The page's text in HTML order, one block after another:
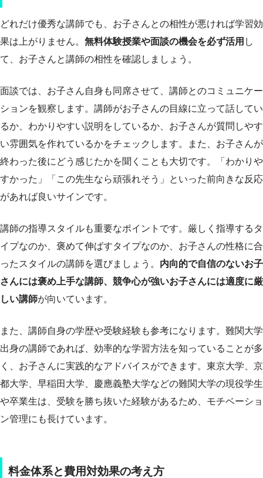
どれだけ優秀な講師でも、お子さんとの相性が悪ければ学習効
果は上がりません。 無料体験授業や面談の機会を必ず活用 し
て、お子さんと講師の相性を確認しましょう。
面談では、お子さん自身も同席させて、講師とのコミュニケー
ションを観察します。講師がお子さんの目線に立って話してい
るか、わかりやすい説明をしているか、お子さんが質問しやす
い雰囲気を作れているかをチェックします。また、お子さんが
終わった後にどう感じたかを聞くことも大切です。「わかりや
すかった」「この先生なら頑張れそう」といった前向きな反応
があれば良いサインです。
講師の指導スタイルも重要なポイントです。厳しく指導するタ
イプなのか、褒めて伸ばすタイプなのか、お子さんの性格に合
ったスタイルの講師を選びましょう。 内向的で自信のないお子
さんには褒め上手な講師、競争心が強いお子さんには適度に厳
しい講師が向いています。
また、講師自身の学歴や受験経験も参考になります。難関大学
出身の講師であれば、効率的な学習方法を知っていることが多
く、お子さんに実践的なアドバイスができます。東京大学、京
都大学、早稲田大学、慶應義塾大学などの難関大学の現役学生
や卒業生は、受験を勝ち抜いた経験があるため、モチベーショ
ン管理にも長けています。
料金体系と費用対効果の考え方